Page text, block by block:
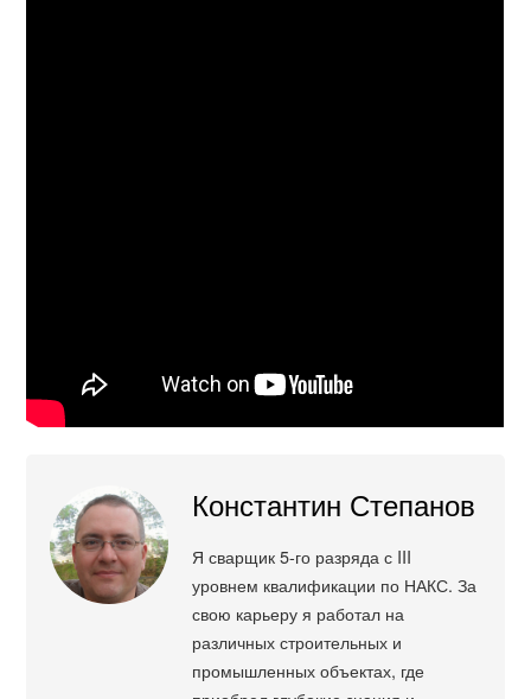
Константин Степанов
Я сварщик 5-го разряда с III
уровнем квалификации по НАКС. За
свою карьеру я работал на
различных строительных и
промышленных объектах, где